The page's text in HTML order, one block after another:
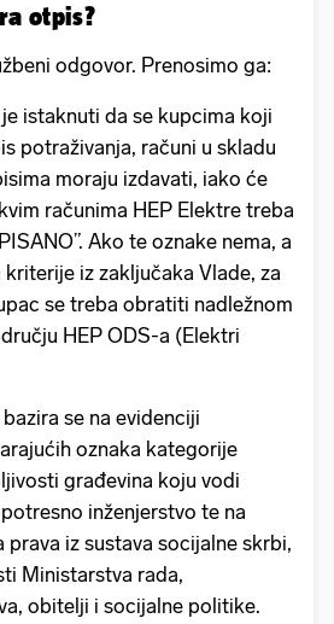
otpis?
odgovor. Prenosimo ga:
istaknuti da se kupcima koji
potraživanja, računi u skladu
moraju izdavati, iako će
računima HEP Elektre treba
Ako te oznake nema, a
iz zaključaka Vlade, za
se treba obratiti nadležnom
HEP ODS-a (Elektri
se na evidenciji
oznaka kategorije
građevina koju vodi
inženjerstvo te na
iz sustava socijalne skrbi,
Ministarstva rada,
obitelji i socijalne politike.